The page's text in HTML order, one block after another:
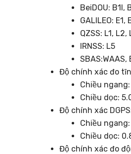
BeiDOU: B1I,
GALILEO: E1,
QZSS: L1, L2,
IRNSS: L5
SBAS:WAAS,
Độ chính xác đo
Chiều
Chiều dọc:
Độ chính xác
Chiều
Chiều dọc:
Độ chính xác đo